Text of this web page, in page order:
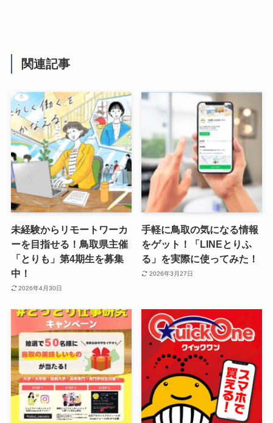
関連記事
未経験からリモートワーカ
ーを目指せる！鳥取県主催
「とりも」第4期生を募集
中！
2026年4月30日
手軽に鳥取の気になる情報
をゲット！「LINEとりふ
る」を実際に使ってみた！
2026年3月27日